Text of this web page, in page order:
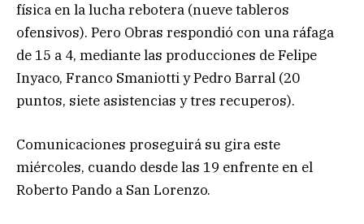
física en la lucha rebotera (nueve tableros
ofensivos). Pero Obras respondió con una ráfaga
de 15 a 4, mediante las producciones de Felipe
Inyaco, Franco Smaniotti y Pedro Barral (20
puntos, siete asistencias y tres recuperos).
Comunicaciones proseguirá su gira este
miércoles, cuando desde las 19 enfrente en el
Roberto Pando a San Lorenzo.